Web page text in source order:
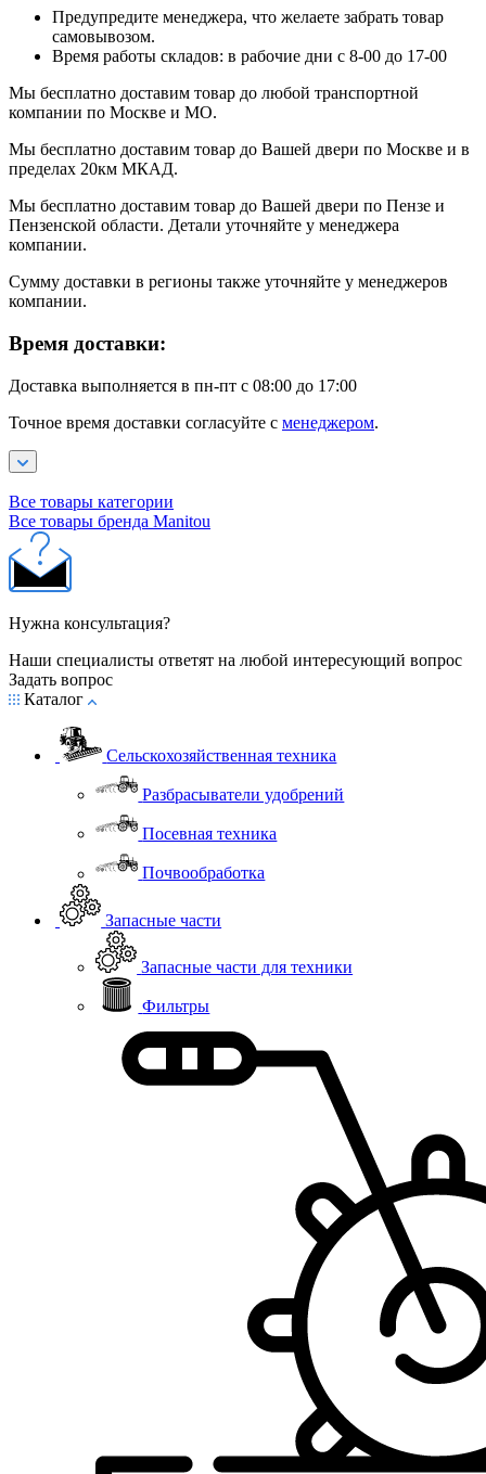
Предупредите менеджера, что желаете забрать товар
самовывозом.
Время работы складов: в рабочие дни с 8-00 до 17-00
Мы бесплатно доставим товар до любой транспортной
компании по Москве и МО.
Мы бесплатно доставим товар до Вашей двери по Москве и в
пределах 20км МКАД.
Мы бесплатно доставим товар до Вашей двери по Пензе и
Пензенской области. Детали уточняйте у менеджера
компании.
Сумму доставки в регионы также уточняйте у менеджеров
компании.
Время доставки:
Доставка выполняется в пн-пт с 08:00 до 17:00
Точное время доставки согласуйте с менеджером.
Все товары категории
Все товары бренда Manitou
Нужна консультация?
Наши специалисты ответят на любой интересующий вопрос
Задать вопрос
Каталог
Сельскохозяйственная техника
Разбрасыватели удобрений
Посевная техника
Почвообработка
Запасные части
Запасные части для техники
Фильтры